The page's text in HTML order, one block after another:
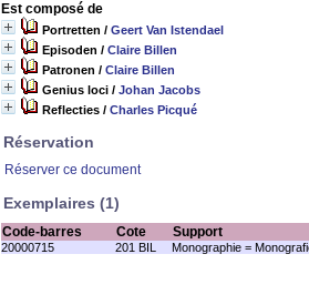
Est composé de
Portretten / Geert Van Istendael
Episoden / Claire Billen
Patronen / Claire Billen
Genius loci / Johan Jacobs
Reflecties / Charles Picqué
Réservation
Réserver ce document
Exemplaires (1)
Code-barres Cote Support
20000715 201 BIL Monographie =